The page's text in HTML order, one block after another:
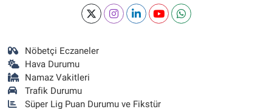
Nöbetçi Eczaneler
Hava Durumu
Namaz Vakitleri
Trafik Durumu
Süper Lig Puan Durumu ve Fikstür